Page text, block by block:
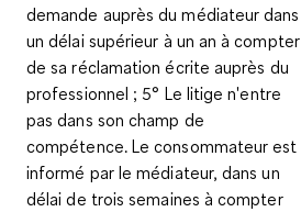
demande auprès du médiateur dans
un délai supérieur à un an à compter
de sa réclamation écrite auprès du
professionnel ; 5° Le litige n'entre
pas dans son champ de
compétence. Le consommateur est
informé par le médiateur, dans un
délai de trois semaines à compter